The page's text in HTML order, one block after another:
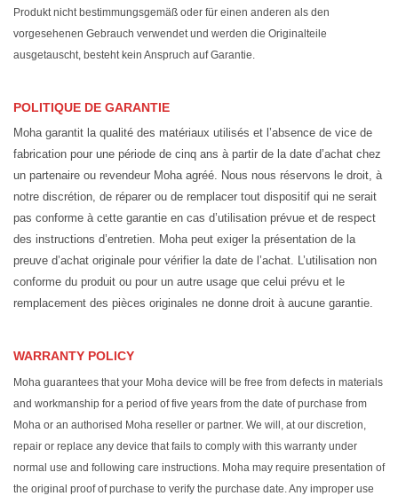
Produkt nicht bestimmungsgemäß oder für einen anderen als den
vorgesehenen Gebrauch verwendet und werden die Originalteile
ausgetauscht, besteht kein Anspruch auf Garantie.
POLITIQUE DE GARANTIE
Moha garantit la qualité des matériaux utilisés et l’absence de vice de
fabrication pour une période de cinq ans à partir de la date d’achat chez
un partenaire ou revendeur Moha agréé. Nous nous réservons le droit, à
notre discrétion, de réparer ou de remplacer tout dispositif qui ne serait
pas conforme à cette garantie en cas d’utilisation prévue et de respect
des instructions d’entretien. Moha peut exiger la présentation de la
preuve d’achat originale pour vérifier la date de l’achat. L’utilisation non
conforme du produit ou pour un autre usage que celui prévu et le
remplacement des pièces originales ne donne droit à aucune garantie.
WARRANTY POLICY
Moha guarantees that your Moha device will be free from defects in materials
and workmanship for a period of five years from the date of purchase from
Moha or an authorised Moha reseller or partner. We will, at our discretion,
repair or replace any device that fails to comply with this warranty under
normal use and following care instructions. Moha may require presentation of
the original proof of purchase to verify the purchase date. Any improper use